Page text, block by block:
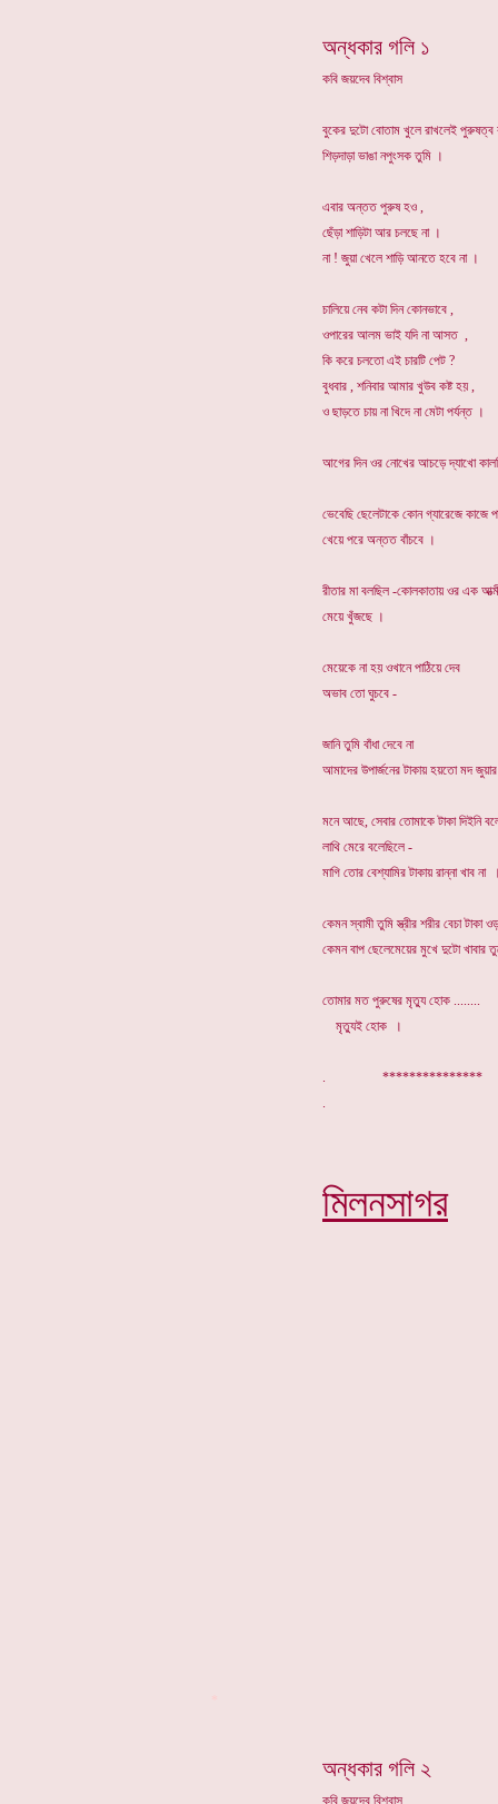
অন্ধকার গলি ১
কবি জয়দেব বিশ্বাস
বুকের দুটো বোতাম খুলে রাখলেই পুরুষত্ব
শিড়দাড়া ভাঙা নপুংসক তুমি ।
এবার অন্তত পুরুষ হও ,
ছেঁড়া শাড়িটা আর চলছে না ।
না ! জুয়া খেলে শাড়ি আনতে হবে না ।
চালিয়ে নেব কটা দিন কোনভাবে ,
ওপারের আলম ভাই যদি না আসত ,
কি করে চলতো এই চারটি পেট ?
বুধবার , শনিবার আমার খুউব কষ্ট হয় ,
ও ছাড়তে চায় না খিদে না মেটা পর্যন্ত ।
আগের দিন ওর নোখের আচড়ে দ্যাখো
ভেবেছি ছেলেটাকে কোন গ্যারেজে কাজে
খেয়ে পরে অন্তত বাঁচবে ।
রীতার মা বলছিল -কোলকাতায় ওর এক
মেয়ে খুঁজছে ।
মেয়েকে না হয় ওখানে পাঠিয়ে দেব
অভাব তো ঘুচবে -
জানি তুমি বাঁধা দেবে না
আমাদের উপার্জনের টাকায় হয়তো মদ
মনে আছে, সেবার তোমাকে টাকা দিইনি
লাথি মেরে বলেছিলে -
মাগি তোর বেশ্যামির টাকায় রান্না খাব না
কেমন স্বামী তুমি স্ত্রীর শরীর বেচা টাকা
কেমন বাপ ছেলেমেয়ের মুখে দুটো খাবার
তোমার মত পুরুষের মৃত্যু হোক ........
মৃত্যুই হোক ।
. ***************
মিলনসাগর
অন্ধকার গলি ২
কবি জয়দেব বিশ্বাস